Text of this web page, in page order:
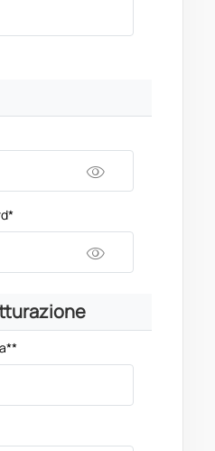
visibility
visibility
*